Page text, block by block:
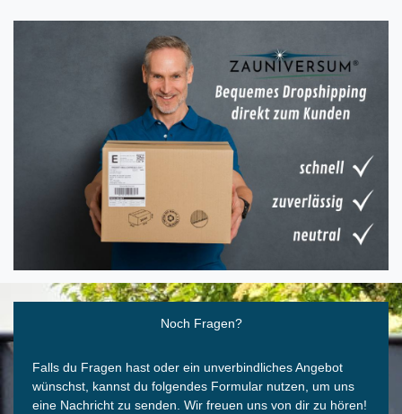
Noch Fragen?
Falls du Fragen hast oder ein unverbindliches Angebot
wünschst, kannst du folgendes Formular nutzen, um uns
eine Nachricht zu senden. Wir freuen uns von dir zu hören!
Ceres::Template.mailFormHoneypotLabel